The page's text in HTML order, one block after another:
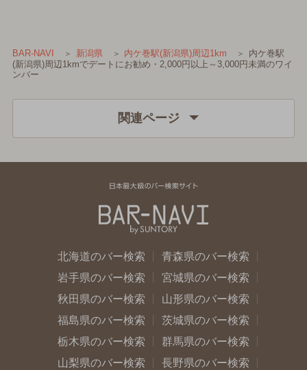
BAR-NAVI 新潟県 内ケ巻駅(新潟県)周辺1km
内ケ巻駅
(新潟県)周辺1kmでデートにお勧め・2,000円以上～3,000円未満のワイ
ンバー
関連ページ
北海道のバー検索
青森県のバー検索
岩手県のバー検索
宮城県のバー検索
秋田県のバー検索
山形県のバー検索
福島県のバー検索
茨城県のバー検索
栃木県のバー検索
群馬県のバー検索
山梨県のバー検索
長野県のバー検索